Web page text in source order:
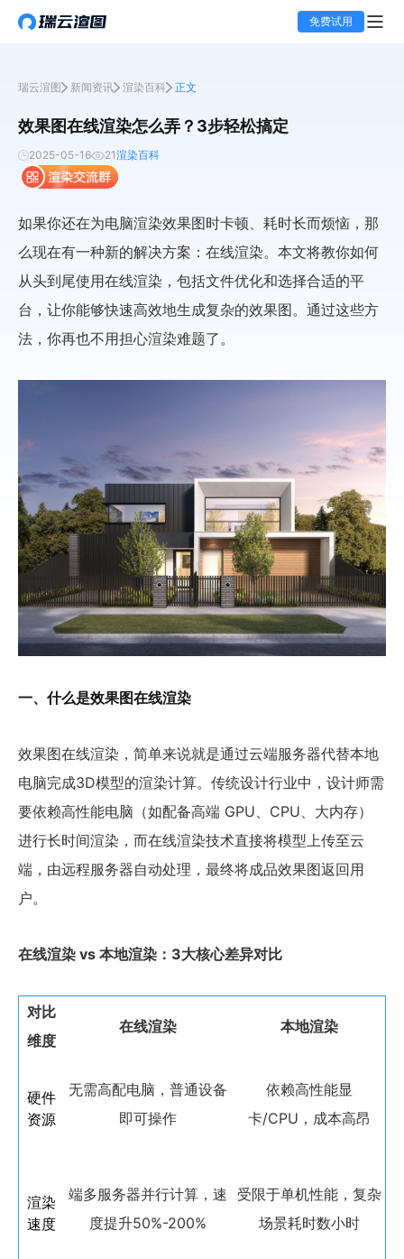
免费试用
瑞云渲图 新闻资讯 渲染百科 正文
效果图在线渲染怎么弄？3步轻松搞定
2025-05-16 21渲染百科
如果你还在为电脑渲染效果图时卡顿、耗时长而烦恼，那
么现在有一种新的解决方案：在线渲染。本文将教你如何
从头到尾使用在线渲染，包括文件优化和选择合适的平
台，让你能够快速高效地生成复杂的效果图。通过这些方
法，你再也不用担心渲染难题了。
一、什么是效果图在线渲染
效果图在线渲染，简单来说就是通过云端服务器代替本地
电脑完成3D模型的渲染计算。传统设计行业中，设计师需
要依赖高性能电脑（如配备高端 GPU、CPU、大内存）
进行长时间渲染，而在线渲染技术直接将模型上传至云
端，由远程服务器自动处理，最终将成品效果图返回用
户。
在线渲染 vs 本地渲染：3大核心差异对比
对比
维度
在线渲染 本地渲染
硬件
资源
无需高配电脑，普通设备
即可操作
依赖高性能显
卡/CPU，成本高昂
渲染
速度
端多服务器并行计算，速
度提升50%-200%
受限于单机性能，复杂
场景耗时数小时